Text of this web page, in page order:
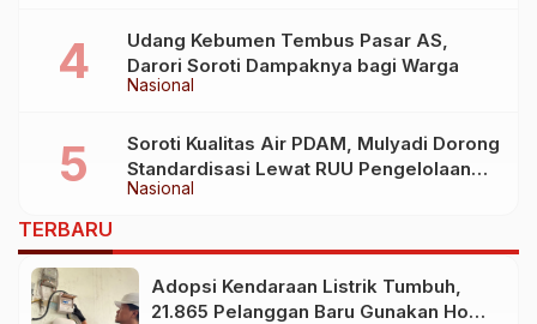
Nasional
Udang Kebumen Tembus Pasar AS,
Darori Soroti Dampaknya bagi Warga
Nasional
Soroti Kualitas Air PDAM, Mulyadi Dorong
Standardisasi Lewat RUU Pengelolaan
Air Minum
TERBARU
Adopsi Kendaraan Listrik Tumbuh,
21.865 Pelanggan Baru Gunakan Home